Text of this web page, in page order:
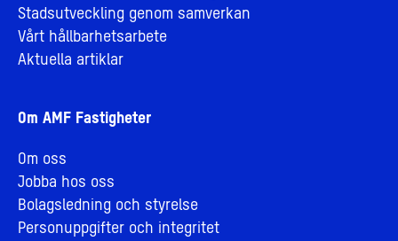
Stadsutveckling genom samverkan
Vårt hållbarhetsarbete
Aktuella artiklar
Om AMF Fastigheter
Om oss
Jobba hos oss
Bolagsledning och styrelse
Personuppgifter och integritet